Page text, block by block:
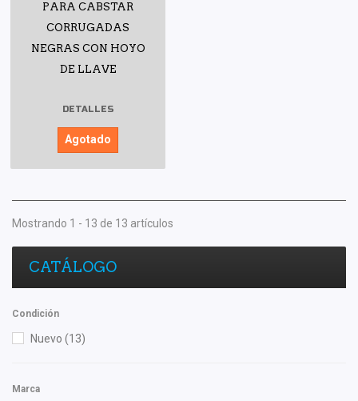
PARA CABSTAR
CORRUGADAS
NEGRAS CON HOYO
DE LLAVE
DETALLES
Agotado
Mostrando 1 - 13 de 13 artículos
CATÁLOGO
Condición
Nuevo (13)
Marca